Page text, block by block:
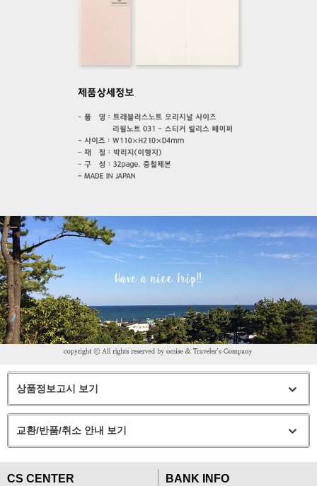
상품정보고시 보기
교환/반품/취소 안내 보기
CS CENTER
BANK INFO